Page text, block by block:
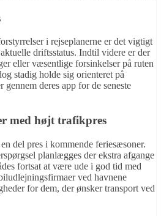
i rejseplanerne er det vigtigt
driftsstatus. Indtil videre er der
eller væsentlige forsinkelser på ruten
stadig holde sig orienteret på
gennem deres app for de seneste
med højt trafikpres
del pres i kommende feriesæsoner.
planlægges der ekstra afgange
fortsat at være ude i god tid med
ved havnene
for dem, der ønsker transport ved